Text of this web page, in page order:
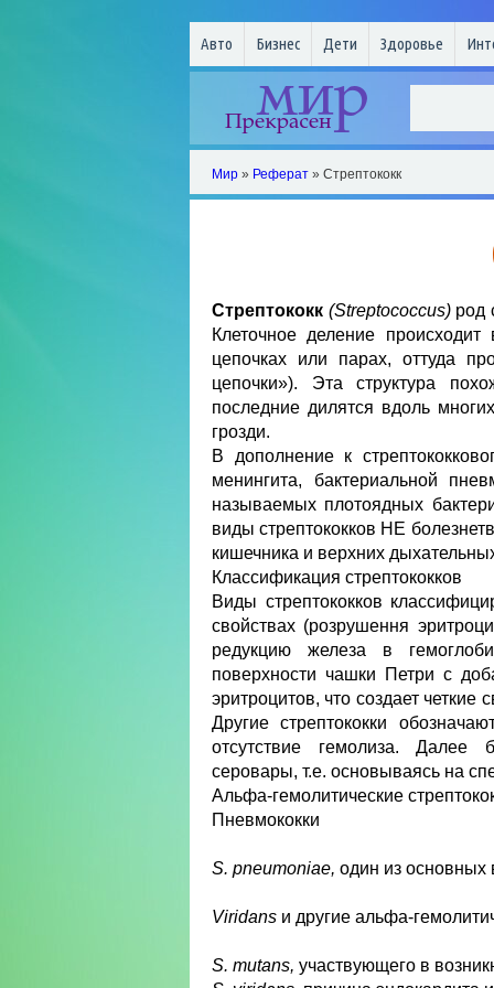
Авто Бизнес Дети Здоровье
Мир » Реферат » Стрептококк
Стрептококк (Streptococcus)род
Клеточное деление
цепочках или парах, оттуда
цепочки»). Эта структура
последние дилятся вдоль
грозди.
В дополнение к
менингита, бактериальной
называемых плотоядных
виды стрептококков НЕ
кишечника и верхних
Классификация стрептококков
Виды стрептококков
свойствах (розрушення
редукцию железа в
поверхности чашки Петри с
эритроцитов, что создает
Другие стрептококки
отсутствие гемолиза. Далее
серовары, т.е. основываясь на
Альфа-гемолитические
Пневмококки
S. pneumoniae, один из основных
Viridans и другие альфа-
S. mutans, участвующего в